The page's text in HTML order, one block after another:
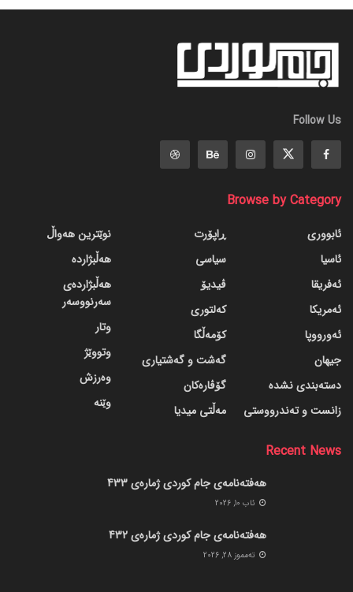
Follow Us
Browse by Category
ئابووری
ئاسیا
ئەفریقا
ئەمریکا
ئەورووپا
جیهان
دسته‌بندی نشده
زانست و تەندرووستی
ڕاپۆرت
سیاسی
ڤیدیۆ
کەلتوری
کۆمەڵگا
گه‌شت و گه‌شتیاری
گۆڤاره‌کان
مەڵتی میدیا
نوێترین هەواڵ
هەڵبژاردە
هەڵبژاردەی
سەرنووسەر
وتار
وتووێژ
وەرزش
وێنە
Recent News
هەفتەنامەی جام کوردی ژمارەی 433
ئاب 10, 2026
هەفتەنامەی جام کوردی ژمارەی 432
ته‌مموز 28, 2026